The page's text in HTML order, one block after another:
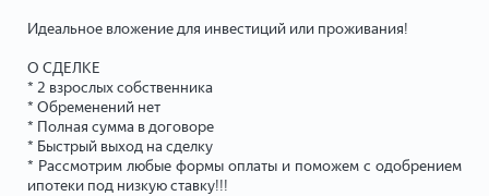
Идеальное вложение для инвестиций или проживания!
О СДЕЛКЕ
* 2 взрослых собственника
* Обременений нет
* Полная сумма в договоре
* Быстрый выход на сделку
* Рассмотрим любые формы оплаты и поможем с одобрением
ипотеки под низкую ставку!!!